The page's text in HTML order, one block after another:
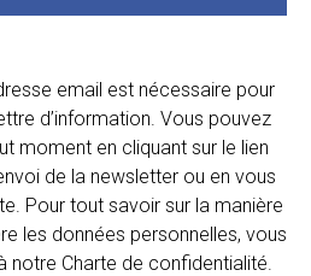
email est nécessaire pour
d’information. Vous pouvez
moment en cliquant sur le lien
de la newsletter ou en vous
Pour tout savoir sur la manière
les données personnelles, vous
notre Charte de confidentialité.